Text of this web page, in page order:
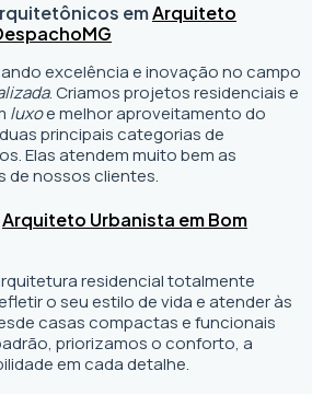
emArquiteto
MG
excelência e inovação no campo
. Criamos projetos residenciais e
luxoe melhor aproveitamento do
principais categorias de
Elas atendem muito bem as
de nossos clientes.
Arquiteto Urbanista em Bom
residencial totalmente
o seu estilo de vida e atender às
casas compactas e funcionais
priorizamos o conforto, a
em cada detalhe.